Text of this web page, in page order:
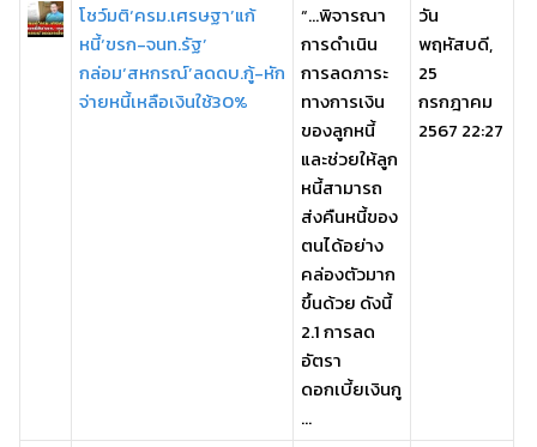
โชว์มติ‘ครม.เศรษฐา’แก้
หนี้‘ขรก-จนท.รัฐ’
กล่อม‘สหกรณ์’ลดดบ.กู้-หัก
จ่ายหนี้เหลือเงินใช้30%
“…พิจารณา
การดำเนิน
การลดภาระ
ทางการเงิน
ของลูกหนี้
และช่วยให้ลูก
หนี้สามารถ
ส่งคืนหนี้ของ
ตนได้อย่าง
คล่องตัวมาก
ขึ้นด้วย ดังนี้
2.1 การลด
อัตรา
ดอกเบี้ยเงินกู
...
วัน
พฤหัสบดี,
25
กรกฎาคม
2567 22:27